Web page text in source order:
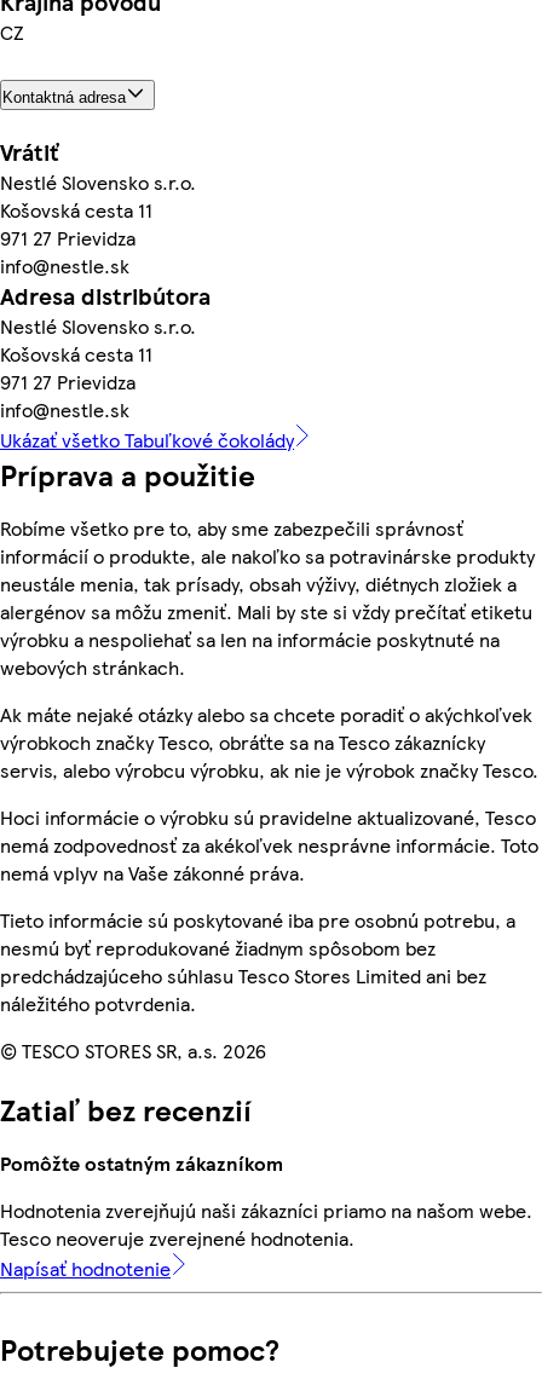
CZ
Kontaktná adresa
Vrátiť
Nestlé Slovensko s.r.o.
Košovská cesta 11
971 27 Prievidza
info@nestle.sk
Adresa distribútora
Nestlé Slovensko s.r.o.
Košovská cesta 11
971 27 Prievidza
info@nestle.sk
Ukázať všetko Tabuľkové čokolády
Príprava a použitie
Robíme všetko pre to, aby sme zabezpečili správnosť
informácií o produkte, ale nakoľko sa potravinárske produkty
neustále menia, tak prísady, obsah výživy, diétnych zložiek a
alergénov sa môžu zmeniť. Mali by ste si vždy prečítať etiketu
výrobku a nespoliehať sa len na informácie poskytnuté na
webových stránkach.
Ak máte nejaké otázky alebo sa chcete poradiť o akýchkoľvek
výrobkoch značky Tesco, obráťte sa na Tesco zákaznícky
servis, alebo výrobcu výrobku, ak nie je výrobok značky Tesco.
Hoci informácie o výrobku sú pravidelne aktualizované, Tesco
nemá zodpovednosť za akékoľvek nesprávne informácie. Toto
nemá vplyv na Vaše zákonné práva.
Tieto informácie sú poskytované iba pre osobnú potrebu, a
nesmú byť reprodukované žiadnym spôsobom bez
predchádzajúceho súhlasu Tesco Stores Limited ani bez
náležitého potvrdenia.
© TESCO STORES SR, a.s. 2026
Zatiaľ bez recenzií
Pomôžte ostatným zákazníkom
Hodnotenia zverejňujú naši zákazníci priamo na našom webe.
Tesco neoveruje zverejnené hodnotenia.
Napísať hodnotenie
Potrebujete pomoc?